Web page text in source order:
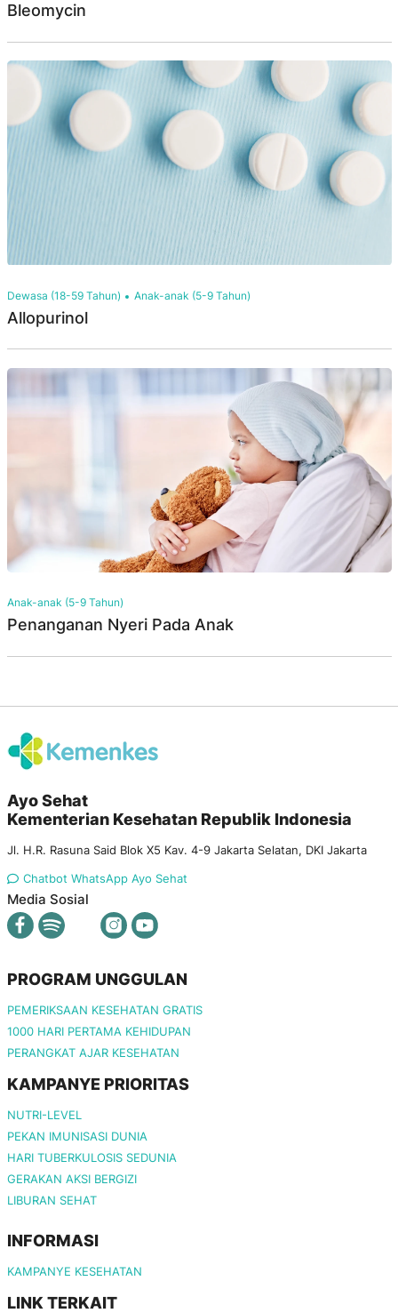
Bleomycin
Dewasa (18-59 Tahun) Anak-anak (5-9 Tahun)
Allopurinol
Anak-anak (5-9 Tahun)
Penanganan Nyeri Pada Anak
Ayo Sehat
Kementerian Kesehatan Republik Indonesia
Jl. H.R. Rasuna Said Blok X5 Kav. 4-9 Jakarta Selatan, DKI Jakarta
Chatbot WhatsApp Ayo Sehat
Media Sosial
PROGRAM UNGGULAN
PEMERIKSAAN KESEHATAN GRATIS
1000 HARI PERTAMA KEHIDUPAN
PERANGKAT AJAR KESEHATAN
KAMPANYE PRIORITAS
NUTRI-LEVEL
PEKAN IMUNISASI DUNIA
HARI TUBERKULOSIS SEDUNIA
GERAKAN AKSI BERGIZI
LIBURAN SEHAT
INFORMASI
KAMPANYE KESEHATAN
LINK TERKAIT